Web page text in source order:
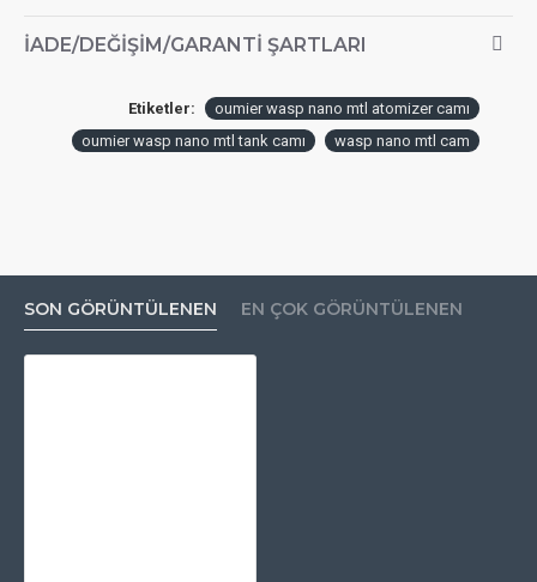
İADE/DEĞIŞIM/GARANTI ŞARTLARI
Etiketler:
oumier wasp nano mtl atomizer camı
oumier wasp nano mtl tank camı
wasp nano mtl cam
SON GÖRÜNTÜLENEN EN ÇOK GÖRÜNTÜLENEN